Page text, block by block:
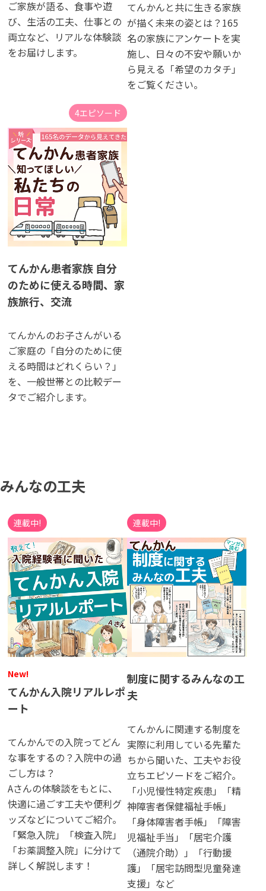
ご家族が語る、食事や遊
び、生活の工夫、仕事との
両立など、リアルな体験談
をお届けします。
てんかんと共に生きる家族
が描く未来の姿とは？165
名の家族にアンケートを実
施し、日々の不安や願いか
ら見える「希望のカタチ」
をご覧ください。
4エピソード
てんかん患者家族 自分
のために使える時間、家
族旅行、交流
てんかんのお子さんがいる
ご家庭の「自分のために使
える時間はどれくらい？」
を、一般世帯との比較デー
タでご紹介します。
みんなの工夫
連載中!
New!
⁨てんかん入院リアルレポ
ート
てんかんでの入院ってどん
な事をするの？入院中の過
ごし方は？
Aさんの体験談をもとに、
快適に過ごす工夫や便利グ
ッズなどについてご紹介。
「緊急入院」「検査入院」
「お薬調整入院」に分けて
詳しく解説します！
連載中!
⁨制度に関するみんなの工
夫
てんかんに関連する制度を
実際に利用している先輩た
ちから聞いた、工夫やお役
立ちエピソードをご紹介。
「小児慢性特定疾患」「精
神障害者保健福祉手帳」
「身体障害者手帳」「障害
児福祉手当」「居宅介護​
（通院介助）」「行動援
護」「居宅訪問型児童発達
支援」など